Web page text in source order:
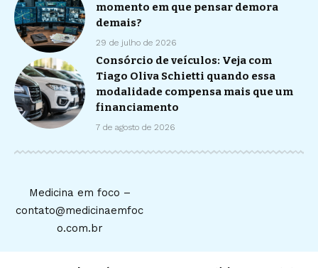
momento em que pensar demora
demais?
29 de julho de 2026
Consórcio de veículos: Veja com
Tiago Oliva Schietti quando essa
modalidade compensa mais que um
financiamento
7 de agosto de 2026
Medicina em foco –
contato@medicinaemfoc
o.com.br